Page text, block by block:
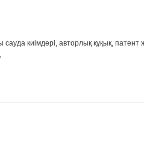
киімдері, авторлық құқық, патент